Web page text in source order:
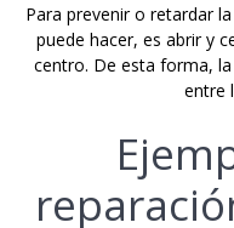
Para prevenir o retardar
puede hacer, es abrir y
centro. De esta forma,
entre